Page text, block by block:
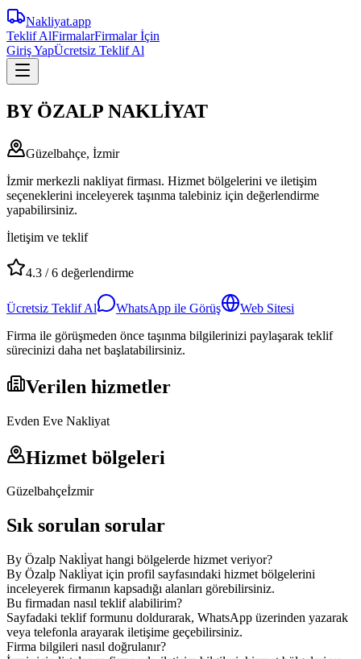
Nakliyat.app
Teklif AlFirmalarFirmalar İçin
Giriş YapÜcretsiz Teklif Al
BY ÖZALP NAKLİYAT
Güzelbahçe, İzmir
İzmir merkezli nakliyat firması. Hizmet bölgelerini ve iletişim
seçeneklerini inceleyerek taşınma talebiniz için değerlendirme
yapabilirsiniz.
İletişim ve teklif
4.3 /6 değerlendirme
Ücretsiz Teklif Al WhatsApp ile Görüş
Web Sitesi
Firma ile görüşmeden önce taşınma bilgilerinizi paylaşarak teklif
sürecinizi daha net başlatabilirsiniz.
Verilen hizmetler
Evden Eve Nakliyat
Hizmet bölgeleri
Güzelbahçeİzmir
Sık sorulan sorular
By Özalp Nakli̇yat hangi bölgelerde hizmet veriyor?
By Özalp Nakli̇yat için profil sayfasındaki hizmet bölgelerini
inceleyerek firmanın kapsadığı alanları görebilirsiniz.
Bu firmadan nasıl teklif alabilirim?
Sayfadaki teklif formunu doldurarak, WhatsApp üzerinden yazarak
veya telefonla arayarak iletişime geçebilirsiniz.
Firma bilgileri nasıl doğrulanır?